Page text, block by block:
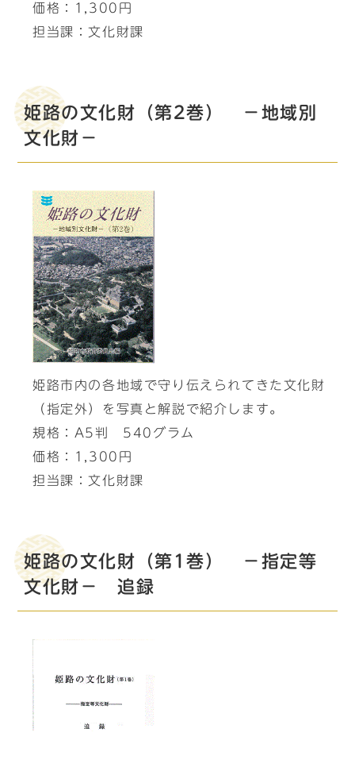
価格：1,300円
担当課：文化財課
姫路の文化財（第2巻） －地域別
文化財－
姫路市内の各地域で守り伝えられてきた文化財
（指定外）を写真と解説で紹介します。
規格：A5判 540グラム
価格：1,300円
担当課：文化財課
姫路の文化財（第1巻） －指定等
文化財－ 追録